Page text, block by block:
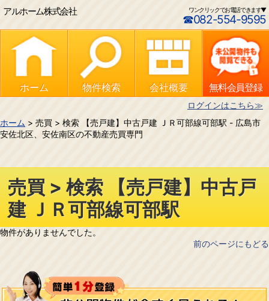
アルホーム株式会社 ワンクリックでお電話できます▼
☎082-554-9595
ホーム 物件検索 会社概要 無料会員登録
ログインはこちら≫
ホーム > 売買 > 検索 【売戸建】中古戸建 ＪＲ可部線可部駅 - 広島市
安佐北区、安佐南区の不動産売買専門
売買 > 検索 【売戸建】中古戸
建 ＪＲ可部線可部駅
物件がありませんでした。
前のページにもどる